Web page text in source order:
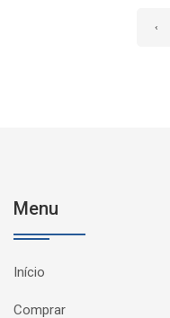
‹
Menu
Início
Comprar